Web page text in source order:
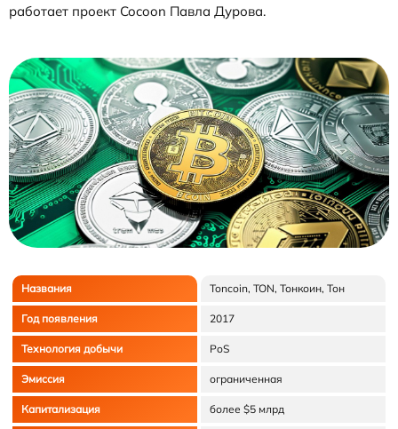
работает проект Cocoon Павла Дурова.
Названия Toncoin, TON, Тонкоин, Тон
Год появления 2017
Технология добычи PoS
Эмиссия ограниченная
Капитализация более $5 млрд